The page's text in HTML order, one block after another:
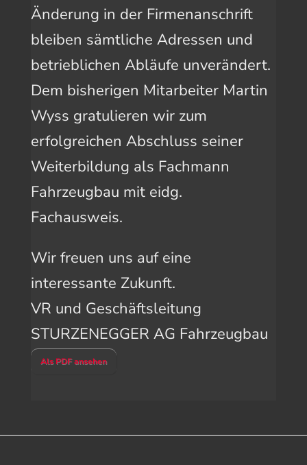
Änderung in der Firmenanschrift
bleiben sämtliche Adressen und
betrieblichen Abläufe unverändert.
Dem bisherigen Mitarbeiter Martin
Wyss gratulieren wir zum
erfolgreichen Abschluss seiner
Weiterbildung als Fachmann
Fahrzeugbau mit eidg.
Fachausweis.
Wir freuen uns auf eine
interessante Zukunft.
VR und Geschäftsleitung
STURZENEGGER AG Fahrzeugbau
Als PDF ansehen